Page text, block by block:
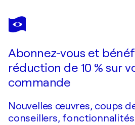
SOPHIE DELAVAGUE
Trilogie
Abonnez-vous et
réduction de 10 % sur
commande
Nouvelles œuvres, coups
conseillers, fonctionnalités